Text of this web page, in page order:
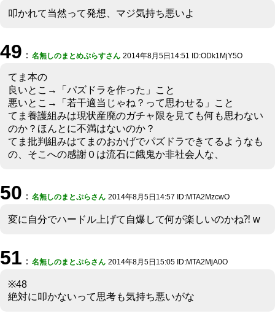
叩かれて当然って発想、マジ気持ち悪いよ
49 ： 名無しのまとめぷらすさん 2014年8月5日14:51 ID:ODk1MjY5O
てま本の
良いとこ→「パズドラを作った」こと
悪いとこ→「若干適当じゃね？って思わせる」こと
てま養護組みは現状産廃のガチャ限を見ても何も思わない
のか？ほんとに不満はないのか？
てま批判組みはてまのおかげでパズドラできてるようなも
の、そこへの感謝０は流石に餓鬼か非社会人な、
50 ： 名無しのまとぷらさん 2014年8月5日14:57 ID:MTA2MzcwO
変に自分でハードル上げて自爆して何が楽しいのかね⁈ w
51 ： 名無しのまとぷらさん 2014年8月5日15:05 ID:MTA2MjA0O
※48
絶対に叩かないって思考も気持ち悪いがな